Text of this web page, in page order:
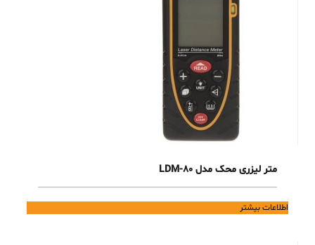
متر لیزری محک مدل LDM-80
اطلاعات بیشتر